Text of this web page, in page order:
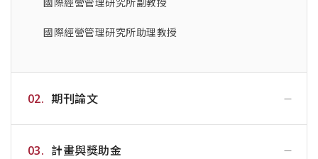
國際經營管理研究所助理教授
02. 期刊論文
03. 計畫與獎助金